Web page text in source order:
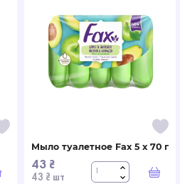
В корзину
Мыло туалетное Fax 5 x 70 г
43 ₴
43 ₴ шт В